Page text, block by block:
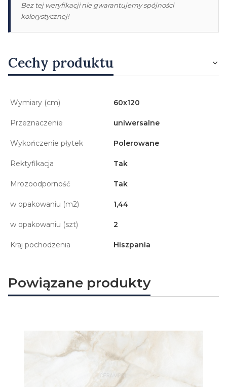
Bez tej weryfikacji nie gwarantujemy spójności
kolorystycznej!
Cechy produktu
Wymiary (cm) 60x120
Przeznaczenie uniwersalne
Wykończenie płytek Polerowane
Rektyfikacja Tak
Mrozoodporność Tak
w opakowaniu (m2) 1,44
w opakowaniu (szt) 2
Kraj pochodzenia Hiszpania
Powiązane produkty